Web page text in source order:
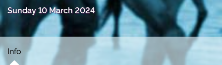
Sunday 10 March 2024
Info